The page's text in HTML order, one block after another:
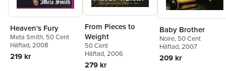
Heaven's Fury
Meta Smith, 50 Cent
Häftad, 2008
219 kr
From Pieces to
Weight
50 Cent
Häftad, 2006
279 kr
Baby Brother
Noire, 50 Cent
Häftad, 2007
209 kr